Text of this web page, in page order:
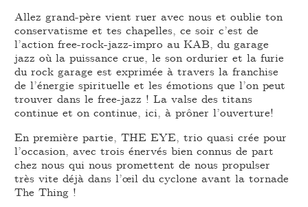
Allez grand-père vient ruer avec nous et oublie ton
conservatisme et tes chapelles, ce soir c’est de
l’action free-rock-jazz-impro au KAB, du garage
jazz où la puissance crue, le son ordurier et la furie
du rock garage est exprimée à travers la franchise
de l’énergie spirituelle et les émotions que l’on peut
trouver dans le free-jazz ! La valse des titans
continue et on continue, ici, à prôner l’ouverture!
En première partie, THE EYE, trio quasi crée pour
l’occasion, avec trois énervés bien connus de part
chez nous qui nous promettent de nous propulser
très vite déjà dans l’œil du cyclone avant la tornade
The Thing !